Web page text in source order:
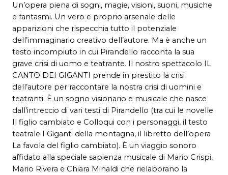
Un’opera piena di sogni, magie, visioni, suoni, musiche
e fantasmi. Un vero e proprio arsenale delle
apparizioni che rispecchia tutto il potenziale
dell’immaginario creativo dell’autore. Ma è anche un
testo incompiuto in cui Pirandello racconta la sua
grave crisi di uomo e teatrante. Il nostro spettacolo IL
CANTO DEI GIGANTI prende in prestito la crisi
dell’autore per raccontare la nostra crisi di uomini e
teatranti. È un sogno visionario e musicale che nasce
dall’intreccio di vari testi di Pirandello (tra cui le novelle
Il figlio cambiato e Colloqui con i personaggi, il testo
teatrale I Giganti della montagna, il libretto dell’opera
La favola del figlio cambiato). È un viaggio sonoro
affidato alla speciale sapienza musicale di Mario Crispi,
Mario Rivera e Chiara Minaldi che rielaborano la